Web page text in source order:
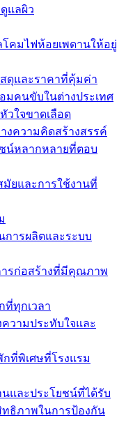
ดูแลผิว
คมไฟห้อยเพดานให้อยู่
สดุและราคาที่คุ้มค่า
มคนขับในต่างประเทศ
วใจขาดเลือด
งความคิดสร้างสรรค์
ซน์หลากหลายที่ตอบ
ยและการใช้งานที่
การผลิตและระบบ
ารก่อสร้างที่มีคุณภาพ
ที่ทุกเวลา
วามประทับใจและ
ที่พิเศษที่โรงแรม
และประโยชน์ที่ได้รับ
ทธิภาพในการป้องกัน